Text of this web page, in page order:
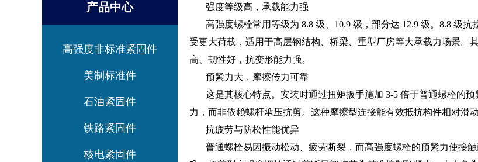
产品中心
高强度非标准紧固件
美制标准件
石油紧固件
铁路紧固件
核电紧固件
强度等级高，承载能力强
高强度螺栓常用等级为 8.8 级、10.9 级，部分达 12.9 级。8.8 级抗
受更大荷载，适用于高层钢结构、桥梁、重型厂房等大承载力场景。
高、韧性好，抗变形能力强。
预紧力大，摩擦传力可靠
这是其核心特点。安装时通过扭矩扳手施加 3-5 倍于普通螺栓的
力，而非依赖螺杆承压抗剪。这种摩擦型连接能有效抵抗构件相对滑
抗疲劳与防松性能优异
普通螺栓易因振动松动、疲劳断裂，而高强度螺栓的预紧力使接